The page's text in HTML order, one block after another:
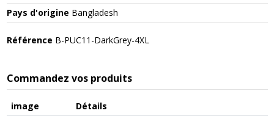
Pays d'origine Bangladesh
Référence B-PUC11-DarkGrey-4XL
Commandez vos produits
image
Détails